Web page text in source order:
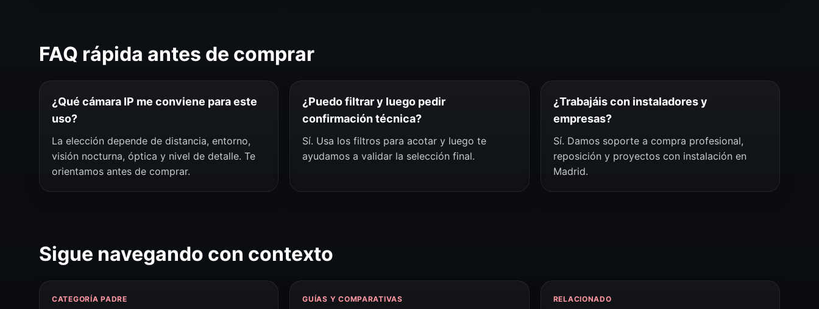
FAQ rápida antes de comprar
¿Qué cámara IP me conviene para este
uso?
La elección depende de distancia, entorno,
visión nocturna, óptica y nivel de detalle. Te
orientamos antes de comprar.
¿Puedo filtrar y luego pedir
confirmación técnica?
Sí. Usa los filtros para acotar y luego te
ayudamos a validar la selección final.
¿Trabajáis con instaladores y
empresas?
Sí. Damos soporte a compra profesional,
reposición y proyectos con instalación en
Madrid.
Sigue navegando con contexto
CATEGORÍA PADRE GUÍAS Y COMPARATIVAS RELACIONADO